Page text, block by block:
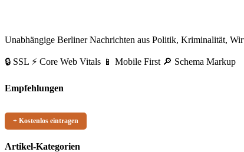
Unabhängige Berliner Nachrichten aus Politik, Kriminalität,
🔒 SSL ⚡ Core Web Vitals 📱 Mobile First 🔎 Schema Markup
Empfehlungen
+ Kostenlos eintragen
Artikel-Kategorien